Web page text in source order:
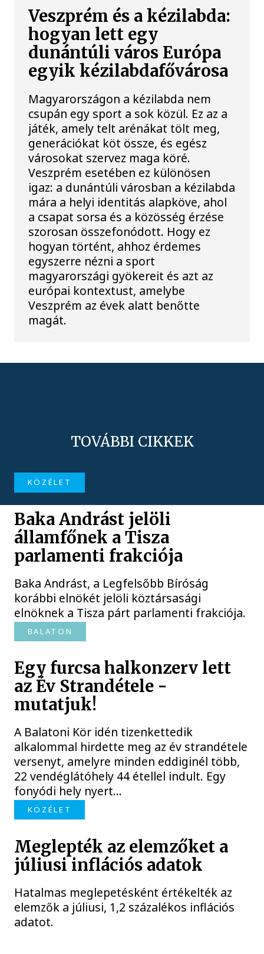
Veszprém és a kézilabda:
hogyan lett egy
dunántúli város Európa
egyik kézilabdafővárosa
Magyarországon a kézilabda nem
csupán egy sport a sok közül. Ez az a
játék, amely telt arénákat tölt meg,
generációkat köt össze, és egész
városokat szervez maga köré.
Veszprém esetében ez különösen
igaz: a dunántúli városban a kézilabda
mára a helyi identitás alapköve, ahol
a csapat sorsa és a közösség érzése
szorosan összefonódott. Hogy ez
hogyan történt, ahhoz érdemes
egyszerre nézni a sport
magyarországi gyökereit és azt az
európai kontextust, amelybe
Veszprém az évek alatt benőtte
magát.
TOVÁBBI CIKKEK
KÖZÉLET
Baka Andrást jelöli
államfőnek a Tisza
parlamenti frakciója
Baka Andrást, a Legfelsőbb Bíróság
korábbi elnökét jelöli köztársasági
elnöknek a Tisza párt parlamenti frakciója.
BALATON
Egy furcsa halkonzerv lett
az Év Strandétele -
mutatjuk!
A Balatoni Kör idén tizenkettedik
alkalommal hirdette meg az év strandétele
versenyt, amelyre minden eddiginél több,
22 vendéglátóhely 44 étellel indult. Egy
fonyódi hely nyert...
KÖZÉLET
Meglepték az elemzőket a
júliusi inflációs adatok
Hatalmas meglepetésként értékelték az
elemzők a júliusi, 1,2 százalékos inflációs
adatot.